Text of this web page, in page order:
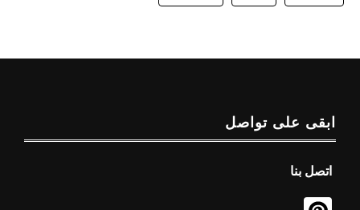
ابقى على تواصل
اتصل بنا